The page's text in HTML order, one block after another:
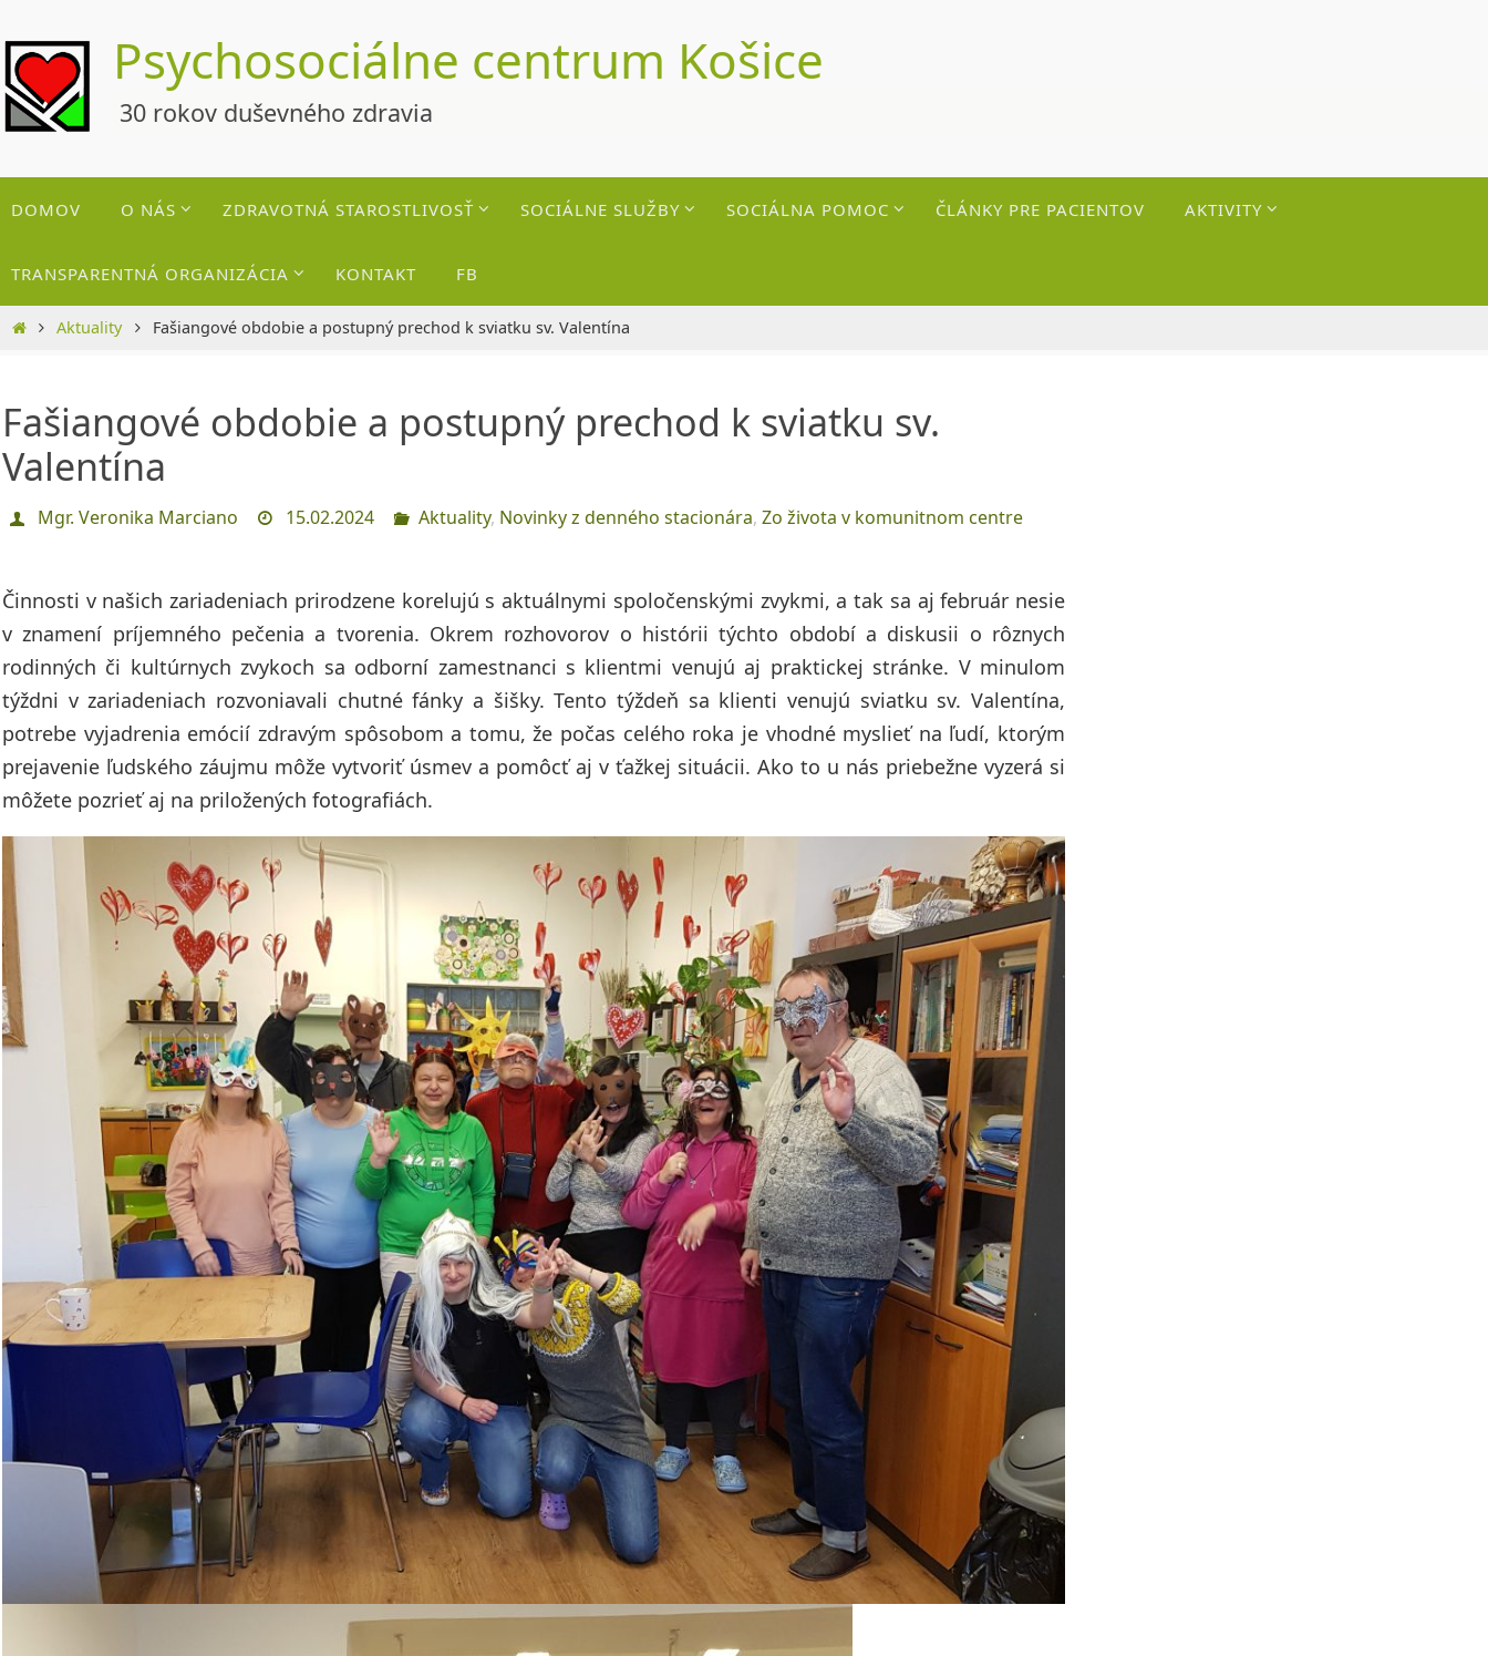
to
content
Psychosociálne centrum Košice
30 rokov duševného zdravia
toDOMOV O NÁS ZDRAVOTNÁ STAROSTLIVOSŤ SOCIÁLNE SLUŽBY SOCIÁLNA POMOC ČLÁNKY PRE PACIENTOV AKTIVITY
TRANSPARENTNÁ ORGANIZÁCIA KONTAKT FB
HomeAktuality Fašiangové obdobie a postupný prechod k sviatku sv. Valentína
Fašiangové obdobie a postupný prechod k sviatku sv.
Valentína
Mgr. Veronika Marciano 15.02.2024 Aktuality, Novinky z denného stacionára,Zo života v komunitnom centre
Činnosti v našich zariadeniach prirodzene korelujú s aktuálnymi spoločenskými zvykmi, a tak sa aj február nesie
v znamení príjemného pečenia a tvorenia. Okrem rozhovorov o histórii týchto období a diskusii o rôznych
rodinných či kultúrnych zvykoch sa odborní zamestnanci s klientmi venujú aj praktickej stránke. V minulom
týždni v zariadeniach rozvoniavali chutné fánky a šišky. Tento týždeň sa klienti venujú sviatku sv. Valentína,
potrebe vyjadrenia emócií zdravým spôsobom a tomu, že počas celého roka je vhodné myslieť na ľudí, ktorým
prejavenie ľudského záujmu môže vytvoriť úsmev a pomôcť aj v ťažkej situácii. Ako to u nás priebežne vyzerá si
môžete pozrieť aj na priložených fotografiách.